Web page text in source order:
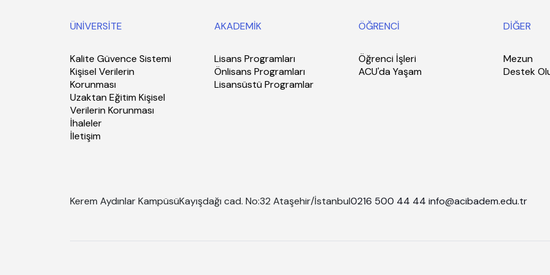
ÜNİVERSİTE
Kalite Güvence Sistemi
Kişisel Verilerin
Korunması
Uzaktan Eğitim Kişisel
Verilerin Korunması
İhaleler
İletişim
AKADEMİK
Lisans Programları
Önlisans Programları
Lisansüstü Programlar
ÖĞRENCİ
Öğrenci İşleri
ACU'da Yaşam
DİĞER
Mezun
Destek
Kerem Aydınlar KampüsüKayışdağı cad. No:32 Ataşehir/İstanbul0216 500 44 44 info@acibadem.edu.tr